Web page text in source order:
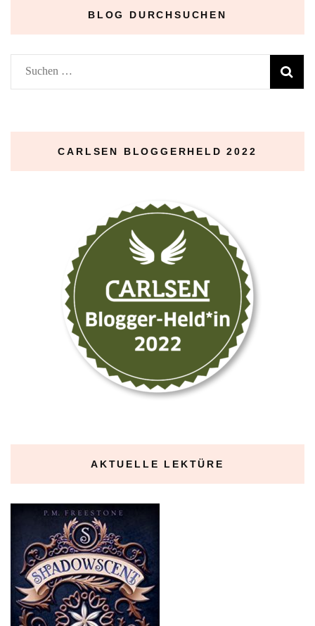
BLOG DURCHSUCHEN
Suchen
nach:
CARLSEN BLOGGERHELD 2022
AKTUELLE LEKTÜRE